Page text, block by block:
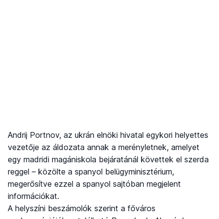
Andrij Portnov, az ukrán elnöki hivatal egykori helyettes
vezetője az áldozata annak a merényletnek, amelyet
egy madridi magániskola bejáratánál követtek el szerda
reggel – közölte a spanyol belügyminisztérium,
megerősítve ezzel a spanyol sajtóban megjelent
információkat.
A helyszíni beszámolók szerint a főváros